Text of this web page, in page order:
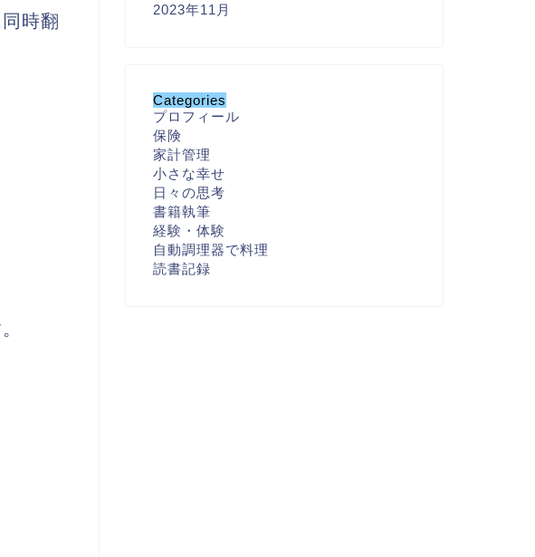
時翻
2023年11月
Categories
プロフィール
保険
家計管理
小さな幸せ
日々の思考
書籍執筆
経験・体験
自動調理器で料理
読書記録